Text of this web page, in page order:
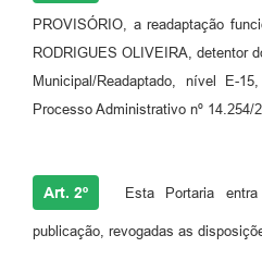
PROVISÓRIO, a readaptação
RODRIGUES OLIVEIRA, detentor
Municipal/Readaptado, nível E-
Processo Administrativo nº 14.254/
Art. 2º Esta Portaria
publicação, revogadas as